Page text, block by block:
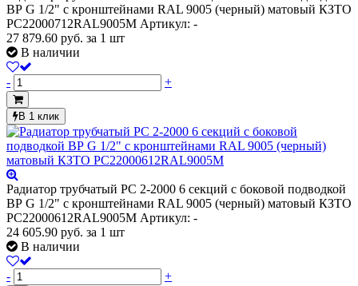
ВР G 1/2" с кронштейнами RAL 9005 (черный) матовый КЗТО
РС22000712RAL9005М Артикул: -
27 879.60 руб. за 1 шт
В наличии
- +
В 1 клик
Радиатор трубчатый РС 2-2000 6 секций с боковой подводкой
ВР G 1/2" с кронштейнами RAL 9005 (черный) матовый КЗТО
РС22000612RAL9005М Артикул: -
24 605.90 руб. за 1 шт
В наличии
- +